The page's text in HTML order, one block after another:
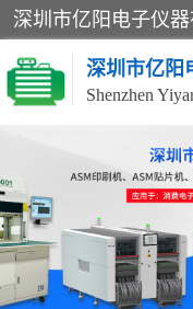
深圳市亿阳
Shenzhen
SX全自动高速贴片
NeoHorizon全自动
刷机
回流焊HOTFLOW